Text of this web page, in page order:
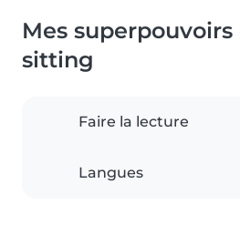
Mes
sitting
Faire la lecture
Langues